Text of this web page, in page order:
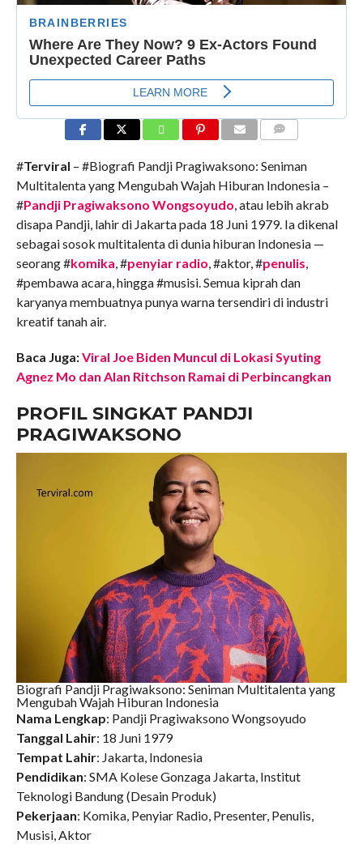
#Terviral – #Biografi Pandji Pragiwaksono: Seniman
Multitalenta yang Mengubah Wajah Hiburan Indonesia –
#Pandji Pragiwaksono Wongsoyudo , atau lebih akrab
disapa Pandji, lahir di Jakarta pada 18 Juni 1979. Ia dikenal
sebagai sosok multitalenta di dunia hiburan Indonesia —
seorang #komika , #penyiar radio , #aktor, #penulis
#pembawa acara, hingga #musisi. Semua kiprah dan
karyanya membuatnya punya warna tersendiri di industri
kreatif tanah air.
Baca Juga:Viral Joe Biden Muncul di Lokasi Syuting
Agnez Mo dan Alan Ritchson Ramai di Perbincangkan
PROFIL SINGKAT PANDJI
PRAGIWAKSONO
Biografi Pandji Pragiwaksono: Seniman Multitalenta yang
Mengubah Wajah Hiburan Indonesia
Nama Lengkap: Pandji Pragiwaksono Wongsoyudo
Tanggal Lahir: 18 Juni 1979
Tempat Lahir: Jakarta, Indonesia
Pendidikan: SMA Kolese Gonzaga Jakarta, Institut
Teknologi Bandung (Desain Produk)
Pekerjaan: Komika, Penyiar Radio, Presenter, Penulis,
Musisi, Aktor